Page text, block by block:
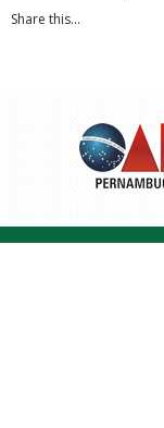
Share this...